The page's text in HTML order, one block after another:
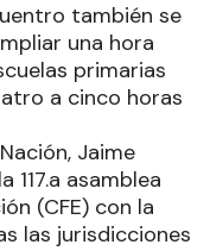
también se
una hora
primarias
a cinco horas
Jaime
117.a asamblea
(CFE) con la
las jurisdicciones